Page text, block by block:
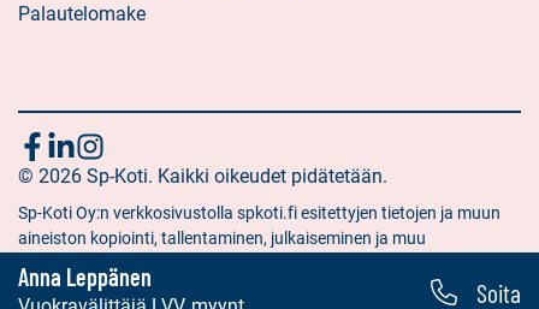
Anna Leppänen Soita
Palautelomake
Seuraa
meitä
Sosiaalinen
media:
facebook
Sosiaalinen
media:
linkedin
Sosiaalinen
media:
instagram
© 2026 Sp-Koti. Kaikki oikeudet pidätetään.
Sp-Koti Oy:n verkkosivustolla spkoti.fi esitettyjen tietojen ja muun
aineiston kopiointi, tallentaminen, julkaiseminen ja muu
ilman Sp-Koti Oy:n antamaa kirjallista lupaa.